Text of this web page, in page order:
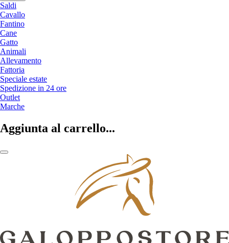
Saldi
Cavallo
Fantino
Cane
Gatto
Animali
Allevamento
Fattoria
Speciale estate
Spedizione in 24 ore
Outlet
Marche
Aggiunta al carrello...